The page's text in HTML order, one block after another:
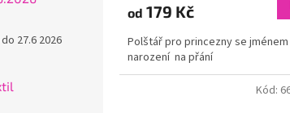
27.6 2026
od 179 Kč
Polštář pro princezny se jménem
narození na přání
Kód: